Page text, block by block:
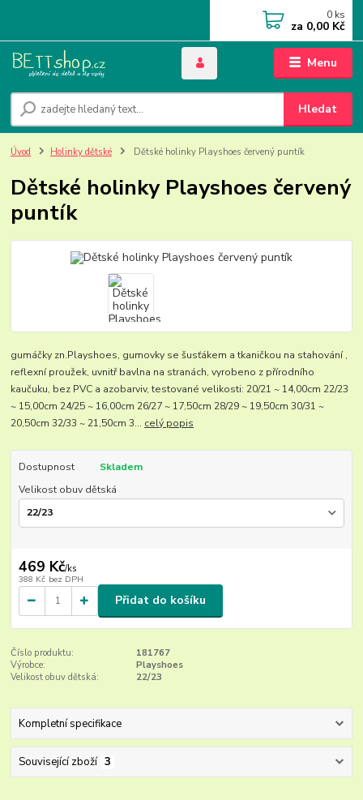
Menu
Hledat
0 ks
za 0,00 Kč
Úvod Holinky dětské Dětské holinky Playshoes červený puntík
Dětské holinky Playshoes červený
puntík
gumáčky zn.Playshoes, gumovky se šusťákem a tkaničkou na stahování ,
reflexní proužek, uvnitř bavlna na stranách, vyrobeno z přírodního
kaučuku, bez PVC a azobarviv, testované velikosti: 20/21 ~ 14,00cm 22/23
~ 15,00cm 24/25 ~ 16,00cm 26/27 ~ 17,50cm 28/29 ~ 19,50cm 30/31 ~
20,50cm 32/33 ~ 21,50cm 3... celý popis
Dostupnost
Skladem
Velikost obuv dětská
469 Kč/ks
388 Kč bez DPH
Přidat do košíku
Číslo produktu:
181767
Výrobce:
Playshoes
Velikost obuv dětská:
22/23
Kompletní specifikace
Související zboží 3